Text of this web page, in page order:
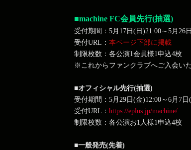
■machine FC会員先行(抽選)
受付期間：5月17日(日)21:00～5月26
受付URL： 本ページ下部に掲載
制限枚数：各公演1会員様1申込4枚
※これからファンクラブへご入会い
■オフィシャル先行(抽選)
受付期間：5月29日(金)12:00～6月7日
受付URL： https://eplus.jp/machine/
制限枚数：各公演お1人様1申込4枚
■一般発売(先着)